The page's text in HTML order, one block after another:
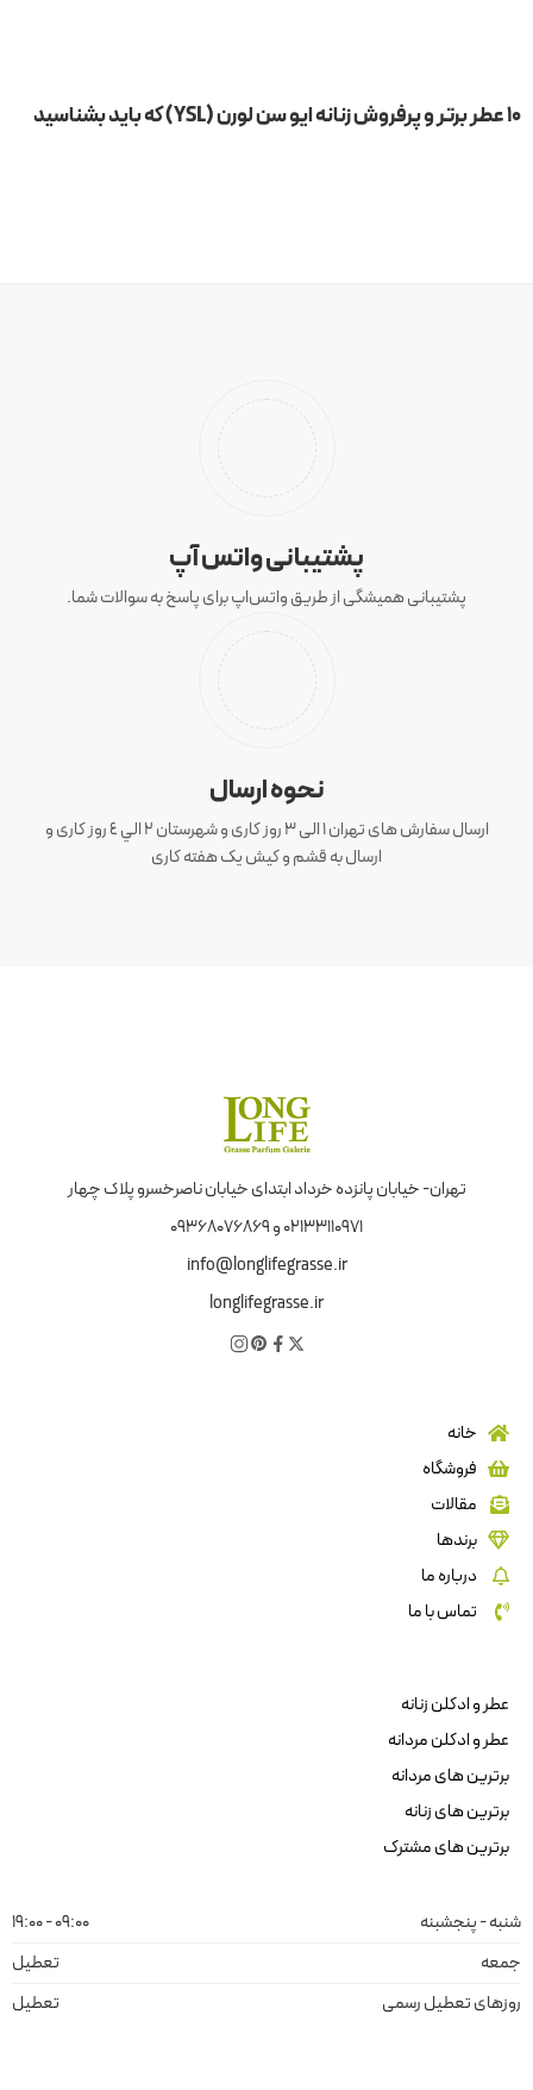
۱۰ عطر برتر و پرفروش زنانه ایو سن لورن (YSL) که باید بشناسید
پشتیبانی واتس آپ
پشتیبانی همیشگی از طریق واتس‌اپ برای پاسخ به سوالات شما.
نحوه ارسال
ارسال سفارش های تهران 1 الی 3 روز کاری و شهرستان ٢ الي ٤ روز کاری و
ارسال به قشم و کیش یک هفته کاری
تهران- خیابان پانزده خرداد ابتدای خیابان ناصرخسرو پلاک چهار
02133110971 و 09368076869
info@longlifegrasse.ir
longlifegrasse.ir
خانه
فروشگاه
مقالات
برندها
درباره ما
تماس با ما
عطر و ادکلن زنانه
عطر و ادکلن مردانه
برترین های مردانه
برترین های زنانه
برترین های مشترک
شنبه - پنجشبنه
09:00 - 19:00
جمعه
تعطیل
روزهای تعطیل رسمی
تعطیل